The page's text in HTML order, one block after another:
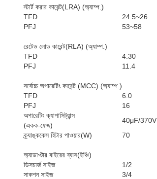
স্টার্ট করার কারেন্ট(LRA) (অ্যাম্প.)
TFD
24.5~26
PFJ
53~58
রেটেড লোড কারেন্ট(RLA) (অ্যাম্প.)
TFD
4.30
PFJ
11.4
সর্বোচ্চ অপারেটিং কারেন্ট (MCC) (অ্যাম্প.)
TFD
6.0
PFJ
16
অপারেটিং ক্যাপাসিট্যান্স
(একক-ফেজ)
40μF/370V
ক্র্যাঙ্ককেস হিটার পাওয়ার(W)
70
অ্যাডাপ্টার বাইরের ব্যাস(ইঞ্চি)
ডিসচার্জ সাইজ
1/2
সাকশন সাইজ
3/4